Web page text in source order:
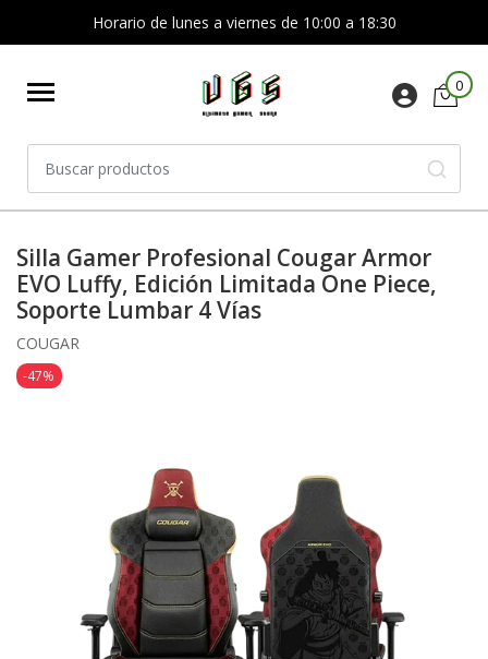
Horario de lunes a viernes de 10:00 a 18:30
0
Silla Gamer Profesional Cougar Armor
EVO Luffy, Edición Limitada One Piece,
Soporte Lumbar 4 Vías
COUGAR
-47%